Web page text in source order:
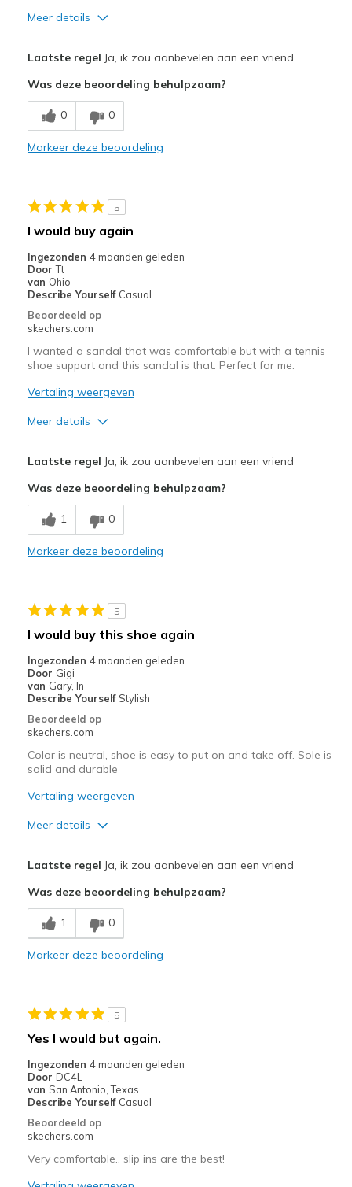
Meer details
Breathe Well
Comfortable
View On Shoes
Shoes are for Wearing
Laatste regel Ja, ik zou aanbevelen aan een vriend
Was deze beoordeling behulpzaam?
0 0
Markeer deze beoordeling
5
I would buy again
Ingezonden 4 maanden geleden
Door Tt
van Ohio
Describe Yourself Casual
Beoordeeld op
skechers.com
I wanted a sandal that was comfortable but with a tennis
shoe support and this sandal is that. Perfect for me.
Vertaling weergeven
Meer details
Stylish
Minpunten
Need Break In
Casual Wear
Travel
Width
Sizing
View On Shoes
Shoes are for Wearing
Laatste regel Ja, ik zou aanbevelen aan een vriend
Was deze beoordeling behulpzaam?
1 0
Markeer deze beoordeling
5
I would buy this shoe again
Ingezonden 4 maanden geleden
Door Gigi
van Gary, In
Describe Yourself Stylish
Beoordeeld op
skechers.com
Color is neutral, shoe is easy to put on and take off. Sole is
solid and durable
Vertaling weergeven
Meer details
Durable
Stylish
Feels true to size
View On Shoes
Shoes are for Wearing
Laatste regel Ja, ik zou aanbevelen aan een vriend
Was deze beoordeling behulpzaam?
1 0
Markeer deze beoordeling
5
Yes I would but again.
Ingezonden 4 maanden geleden
Door DC4L
van San Antonio, Texas
Describe Yourself Casual
Beoordeeld op
skechers.com
Very comfortable.. slip ins are the best!